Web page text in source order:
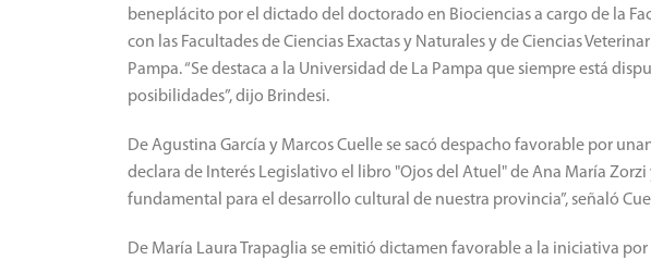
beneplácito por el dictado del doctorado en Biociencias a cargo de la
con las Facultades de Ciencias Exactas y Naturales y de Ciencias
Pampa. “Se destaca a la Universidad de La Pampa que siempre está
posibilidades”, dijo Brindesi.
De Agustina García y Marcos Cuelle se sacó despacho favorable por
declara de Interés Legislativo el libro "Ojos del Atuel" de Ana María Zorzi
fundamental para el desarrollo cultural de nuestra provincia”, señaló
De María Laura Trapaglia se emitió dictamen favorable a la iniciativa